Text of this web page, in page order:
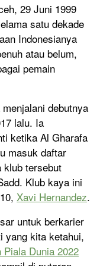
29 Juni 1999
satu dekade
Indonesianya
atau belum,
pemain
debutnya
lalu. Ia
ketika Al Gharafa
masuk daftar
klub tersebut
Klub kaya ini
Xavi Hernandez.
untuk berkarier
yang kita ketahui,
Piala Dunia 2022